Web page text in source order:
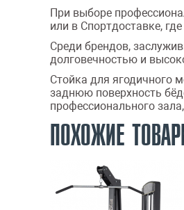
При выборе
или в Спортдоставке,
Среди брендов,
долговечностью и
Стойка для ягодичного
заднюю поверхность
профессионального
ПОХОЖИЕ